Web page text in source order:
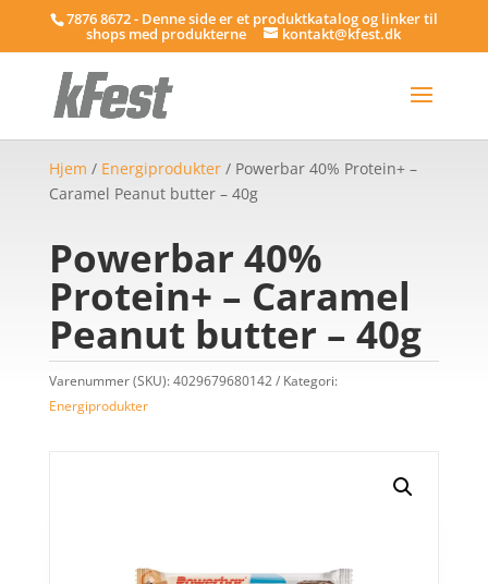
7876 8672 - Denne side er et produktkatalog og linker til
shops med produkterne kontakt@kfest.dk
Hjem / Energiprodukter/ Powerbar 40% Protein+ –
Caramel Peanut butter – 40g
Powerbar 40%
Protein+ – Caramel
Peanut butter – 40g
Varenummer (SKU):4029679680142
Kategori:
Energiprodukter